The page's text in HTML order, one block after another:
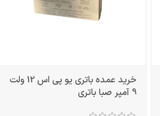
خرید عمده باتری یو پی اس 12 ولت
9 آمپر صبا باتری